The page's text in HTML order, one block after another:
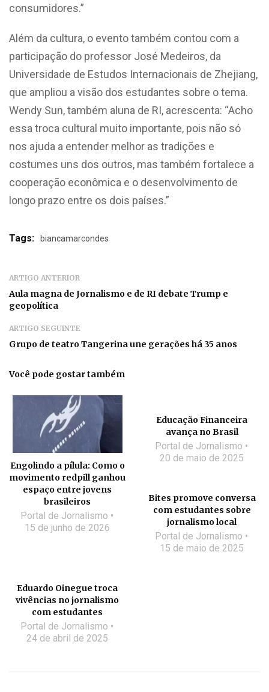
consumidores.”
Além da cultura, o evento também contou com a
participação do professor José Medeiros, da
Universidade de Estudos Internacionais de Zhejiang,
que ampliou a visão dos estudantes sobre o tema.
Wendy Sun, também aluna de RI, acrescenta: “Acho
essa troca cultural muito importante, pois não só
nos ajuda a entender melhor as tradições e
costumes uns dos outros, mas também fortalece a
cooperação econômica e o desenvolvimento de
longo prazo entre os dois países.”
Tags: biancamarcondes
ARTIGO ANTERIOR
Aula magna de Jornalismo e de RI debate Trump e
geopolítica
ARTIGO SEGUINTE
Grupo de teatro Tangerina une gerações há 35 anos
Você pode gostar também
Engolindo a pílula: Como o
movimento redpill ganhou
espaço entre jovens
brasileiros
Portal de Jornalismo
15 de junho de 2026
Educação Financeira
avança no Brasil
Portal de Jornalismo
20 de maio de 2025
Bites promove conversa
com estudantes sobre
jornalismo local
Portal de Jornalismo
15 de maio de 2025
Eduardo Oinegue troca
vivências no jornalismo
com estudantes
Portal de Jornalismo
24 de abril de 2025